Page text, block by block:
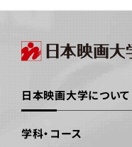
日本映画大学について
学科・コース